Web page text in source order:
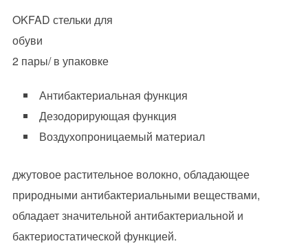
OKFAD стельки для
обуви
2 пары/ в упаковке
Антибактериальная функция
Дезодорирующая функция
Воздухопроницаемый материал
джутовое растительное волокно, обладающее
природными антибактериальными веществами,
обладает значительной антибактериальной и
бактериостатической функцией.